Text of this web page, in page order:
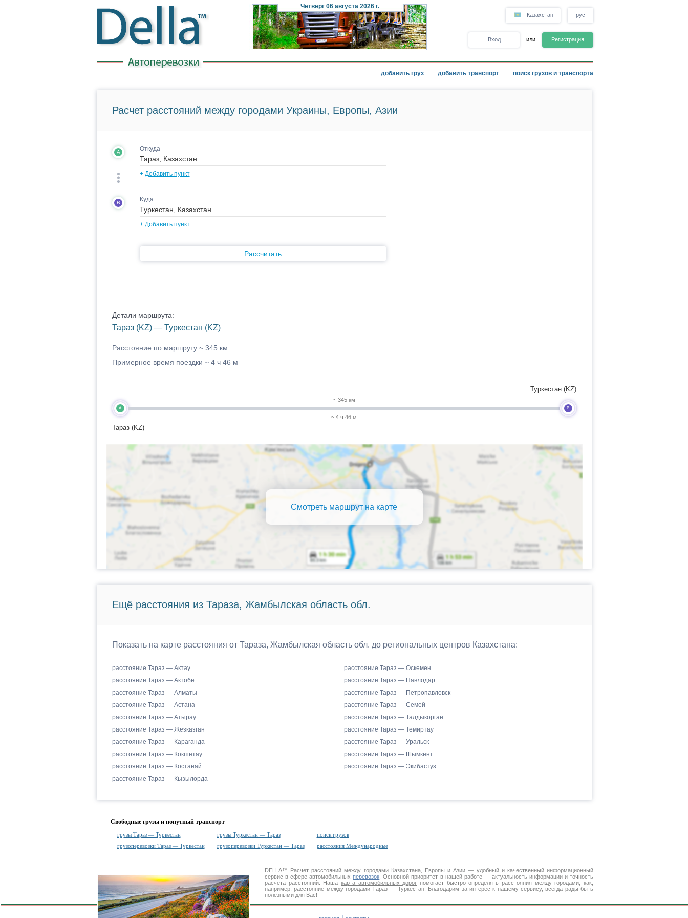
Четверг 06 августа 2026 г.
Казахстан рус
Вход или Регистрация
добавить груз добавить транспорт поиск грузов и транспорта
Расчет расстояний между городами Украины, Европы, Азии
A Откуда
+ Добавить пункт
B Куда
+ Добавить пункт
Рассчитать
Детали маршрута:
Тараз (KZ) — Туркестан (KZ)
Расстояние по маршруту ~ 345 км
Примерное время поездки ~ 4 ч 46 м
A
Тараз (KZ)
~ 345 км
~ 4 ч 46 м
B
Туркестан (KZ)
Смотреть маршрут на карте
Ещё расстояния из Тараза, Жамбылская область обл.
Показать на карте расстояния от Тараза, Жамбылская область обл. до региональных центров Казахстана:
расстояние Тараз — Актау
расстояние Тараз — Актобе
расстояние Тараз — Алматы
расстояние Тараз — Астана
расстояние Тараз — Атырау
расстояние Тараз — Жезказган
расстояние Тараз — Караганда
расстояние Тараз — Кокшетау
расстояние Тараз — Костанай
расстояние Тараз — Кызылорда
расстояние Тараз — Оскемен
расстояние Тараз — Павлодар
расстояние Тараз — Петропавловск
расстояние Тараз — Семей
расстояние Тараз — Талдыкорган
расстояние Тараз — Темиртау
расстояние Тараз — Уральск
расстояние Тараз — Шымкент
расстояние Тараз — Экибастуз
Свободные грузы и попутный транспорт
грузы Тараз — Туркестан грузы Туркестан — Тараз
поиск грузов
грузоперевозки Тараз — Туркестан
грузоперевозки Туркестан — Тараз расстояния Международные
DELLA™ Расчет расстояний между городами Казахстана, Европы и Азии — удобный и качественный информационный
сервис в сфере автомобильныхперевозок . Основной приоритет в нашей работе — актуальность информации и точность
расчета расстояний. Наша карта автомобильных дорог помогает быстро определять расстояния между городами, как,
например, расстояние между городами Тараз — Туркестан. Благодарим за интерес к нашему сервису, всегда рады быть
полезными для Вас!